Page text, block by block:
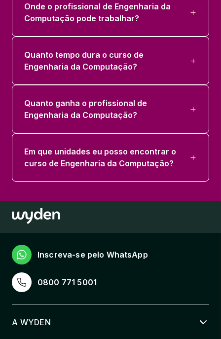
Onde o profissional de Engenharia da
Computação pode trabalhar?
Quanto tempo dura o curso de
Engenharia da Computação?
Quanto ganha o profissional de
Engenharia da Computação?
Em que unidades eu posso encontrar o
curso de Engenharia da Computação?
0800 771 5001
Inscreva-se pelo WhatsApp
A WYDEN